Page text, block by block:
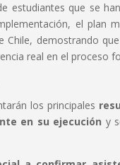
estudiantes que se
el plan
Chile, demostrando
real en el proceso
los principales
en su ejecución y